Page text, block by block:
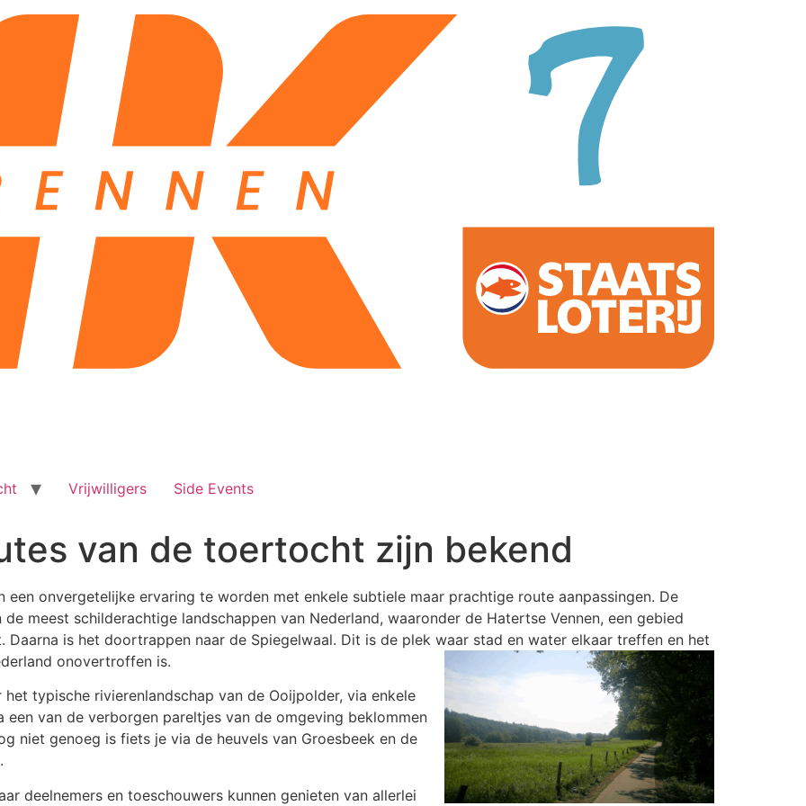
Vrijwilligers Side Events
van de toertocht zijn bekend
onvergetelijke ervaring te worden met enkele subtiele maar prachtige route aanpassingen. De
meest schilderachtige landschappen van Nederland, waaronder de Hatertse Vennen, een gebied
Daarna is het doortrappen naar de Spiegelwaal. Dit is de plek waar stad en water elkaar treffen en het
onovertroffen is.
typische rivierenlandschap van de Ooijpolder, via enkele
een van de verborgen pareltjes van de omgeving beklommen
niet genoeg is fiets je via de heuvels van Groesbeek en de
deelnemers en toeschouwers kunnen genieten van allerlei